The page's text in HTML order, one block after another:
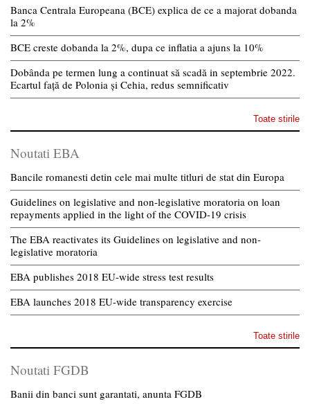
Banca Centrala Europeana (BCE) explica de ce a majorat dobanda
la 2%
BCE creste dobanda la 2%, dupa ce inflatia a ajuns la 10%
Dobânda pe termen lung a continuat să scadă in septembrie 2022.
Ecartul față de Polonia și Cehia, redus semnificativ
Toate stirile
Noutati EBA
Bancile romanesti detin cele mai multe titluri de stat din Europa
Guidelines on legislative and non-legislative moratoria on loan
repayments applied in the light of the COVID-19 crisis
The EBA reactivates its Guidelines on legislative and non-
legislative moratoria
EBA publishes 2018 EU-wide stress test results
EBA launches 2018 EU-wide transparency exercise
Toate stirile
Noutati FGDB
Banii din banci sunt garantati, anunta FGDB